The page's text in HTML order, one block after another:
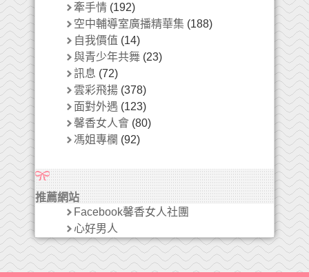
牽手情 (192)
空中輔導室廣播精華集 (188)
自我價值 (14)
與青少年共舞 (23)
訊息 (72)
雲彩飛揚 (378)
面對外遇 (123)
馨香女人會 (80)
馮姐專欄 (92)
推薦網站
Facebook馨香女人社團
心好男人